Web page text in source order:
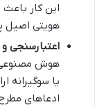
این کار
هویتی اصیل
اعتبارسنجی
یا سوگیرانه
ادعاهای